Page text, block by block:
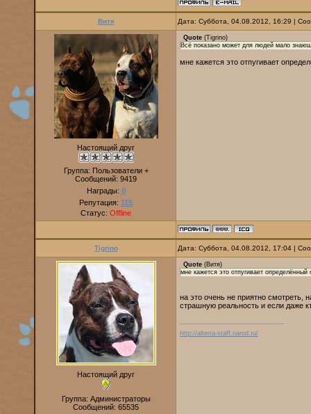
Витя Дата: Суббота, 04.08.2012, 16:29 |
Настоящий друг
Группа: Пользователи +
Сообщений: 9419
Награды: 0
Репутация: 115
Статус: Offline
Quote (Tigrino)
Всё показано может для людей мало
мне кажется это отпугивает
Tigrino Дата: Суббота, 04.08.2012, 17:04 |
Настоящий друг
Группа: Администраторы
Сообщений: 65535
Quote (Витя)
мне кажется это отпугивает
на это очень не приятно смотреть,
страшную реальность и если даже
http://alterra-staff.narod.ru/